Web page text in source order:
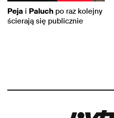
Peja i Paluch po raz kolejny
ścierają się publicznie